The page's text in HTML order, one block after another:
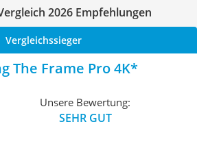
2026 Empfehlungen
Vergleichssieger
The Frame Pro 4K
Unsere Bewertung:
SEHR GUT